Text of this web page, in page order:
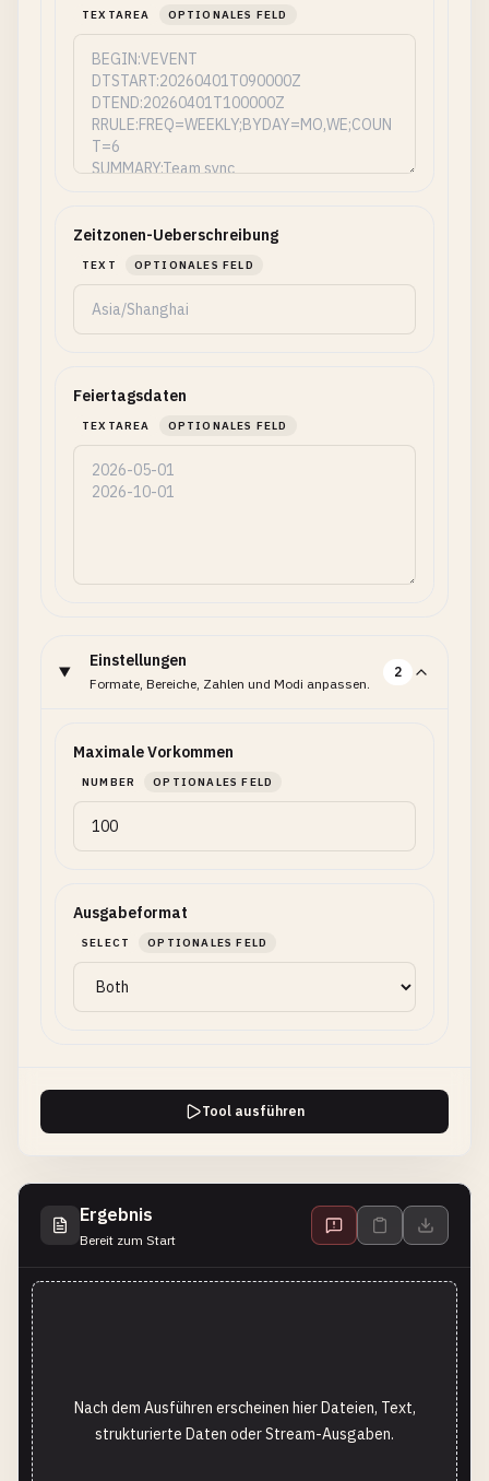
TEXTAREA OPTIONALES FELD
Zeitzonen-Ueberschreibung
TEXT OPTIONALES FELD
Feiertagsdaten
TEXTAREA OPTIONALES FELD
Einstellungen
Formate, Bereiche, Zahlen und Modi anpassen.
2
Maximale Vorkommen
NUMBER OPTIONALES FELD
Ausgabeformat
SELECT OPTIONALES FELD
Tool ausführen
Ergebnis
Bereit zum Start
Nach dem Ausführen erscheinen hier Dateien, Text,
strukturierte Daten oder Stream-Ausgaben.